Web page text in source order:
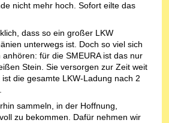
nicht mehr hoch. Sofort eilte das
dass so ein großer LKW
unterwegs ist. Doch so viel sich
für die SMEURA ist das nur
Stein. Sie versorgen zur Zeit weit
die gesamte LKW-Ladung nach 2
sammeln, in der Hoffnung,
zu bekommen. Dafür nehmen wir